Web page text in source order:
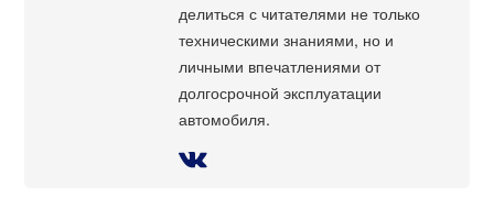
делиться с читателями не только
техническими знаниями, но и
личными впечатлениями от
долгосрочной эксплуатации
автомобиля.